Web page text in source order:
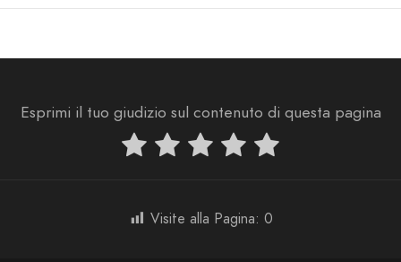
Esprimi il tuo giudizio sul contenuto di questa pagina
Visite alla Pagina: 0